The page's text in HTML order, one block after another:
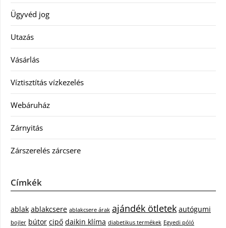
Ügyvéd jog
Utazás
Vásárlás
Víztisztítás vízkezelés
Webáruház
Zárnyitás
Zárszerelés zárcsere
Címkék
ablak ablakcsere ablakcsere árak ajándék ötletek autógumi
bojler bútor cipő daikin klíma diabetikus termékek Egyedi póló